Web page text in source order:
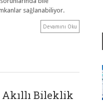
sağlanabiliyor.
Devamını Oku
Akıllı Bileklik